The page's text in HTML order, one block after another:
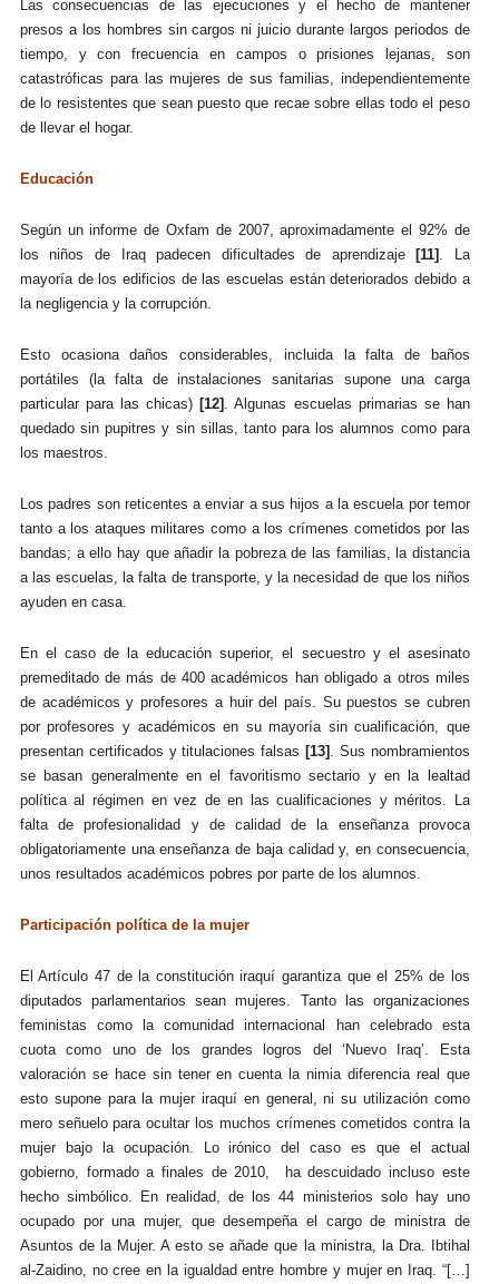
Las consecuencias de las ejecuciones y el hecho de mantener
presos a los hombres sin cargos ni juicio durante largos periodos de
tiempo, y con frecuencia en campos o prisiones lejanas, son
catastróficas para las mujeres de sus familias, independientemente
de lo resistentes que sean puesto que recae sobre ellas todo el peso
de llevar el hogar.
Educación
Según un informe de Oxfam de 2007, aproximadamente el 92% de
los niños de Iraq padecen dificultades de aprendizaje
[11]
. La
mayoría de los edificios de las escuelas están deteriorados debido a
la negligencia y la corrupción.
Esto ocasiona daños considerables, incluida la falta de baños
portátiles (la falta de instalaciones sanitarias supone una carga
particular para las chicas) [12]
. Algunas escuelas primarias se han
quedado sin pupitres y sin sillas, tanto para los alumnos como para
los maestros.
Los padres son reticentes a enviar a sus hijos a la escuela por temor
tanto a los ataques militares como a los crímenes cometidos por las
bandas; a ello hay que añadir la pobreza de las familias, la distancia
a las escuelas, la falta de transporte, y la necesidad de que los niños
ayuden en casa.
En el caso de la educación superior, el secuestro y el asesinato
premeditado de más de 400 académicos han obligado a otros miles
de académicos y profesores a huir del país. Su puestos se cubren
por profesores y académicos en su mayoría sin cualificación, que
presentan certificados y titulaciones falsas [13]
. Sus nombramientos
se basan generalmente en el favoritismo sectario y en la lealtad
política al régimen en vez de en las cualificaciones y méritos. La
falta de profesionalidad y de calidad de la enseñanza provoca
obligatoriamente una enseñanza de baja calidad y, en consecuencia,
unos resultados académicos pobres por parte de los alumnos.
Participación política de la mujer
El Artículo 47 de la constitución iraquí garantiza que el 25% de los
diputados parlamentarios sean mujeres. Tanto las organizaciones
feministas como la comunidad internacional han celebrado esta
cuota como uno de los grandes logros del ‘Nuevo Iraq’. Esta
valoración se hace sin tener en cuenta la nimia diferencia real que
esto supone para la mujer iraquí en general, ni su utilización como
mero señuelo para ocultar los muchos crímenes cometidos contra la
mujer bajo la ocupación. Lo irónico del caso es que el actual
gobierno, formado a finales de 2010, ha descuidadoincluso este
hecho simbólico. En realidad, de los 44 ministerios solo hay uno
ocupado por una mujer, que desempeña el cargo de ministra de
Asuntos de la Mujer. A esto se añade que la ministra, la Dra. Ibtihal
al-Zaidino, no cree en la igualdad entre hombre y mujer en Iraq. “[…]